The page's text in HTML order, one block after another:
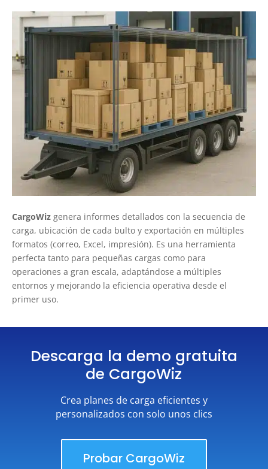
CargoWiz genera informes detallados con la secuencia de
carga, ubicación de cada bulto y exportación en múltiples
formatos (correo, Excel, impresión). Es una herramienta
perfecta tanto para pequeñas cargas como para
operaciones a gran escala, adaptándose a múltiples
entornos y mejorando la eficiencia operativa desde el
primer uso.
Descarga la demo gratuita
de CargoWiz
Crea planes de carga eficientes y
personalizados con solo unos clics
Probar CargoWiz